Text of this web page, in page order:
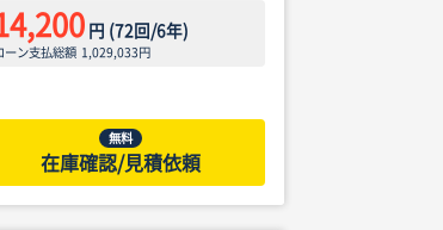
円 (72回/6年)
ーン支払総額 1,029,033円
無料
在庫確認/見積依頼